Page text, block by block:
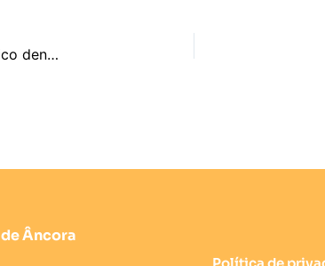
Nutrição e saúde oral das crianças – sugestões de um médico dentista acerca dos lanches escolares
Âncora